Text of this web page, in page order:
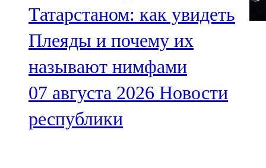
Татарстаном: как увидеть
Плеяды и почему их
называют нимфами
07 августа 2026 Новости
республики